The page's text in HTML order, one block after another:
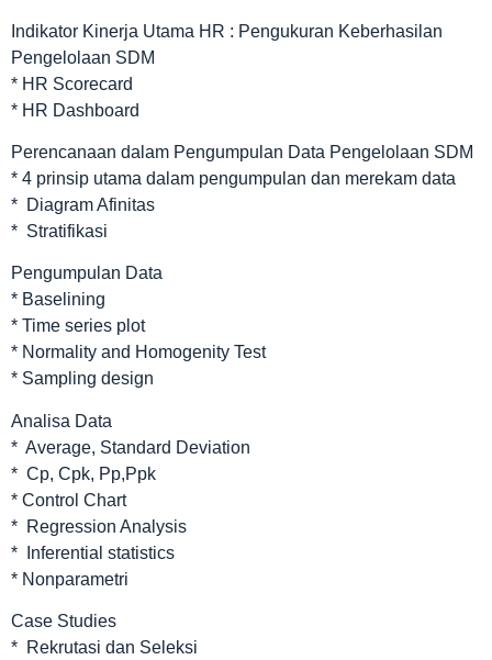
Indikator Kinerja Utama HR : Pengukuran Keberhasilan
Pengelolaan SDM
* HR Scorecard
* HR Dashboard
Perencanaan dalam Pengumpulan Data Pengelolaan SDM
* 4 prinsip utama dalam pengumpulan dan merekam data
* Diagram Afinitas
* Stratifikasi
Pengumpulan Data
* Baselining
* Time series plot
* Normality and Homogenity Test
* Sampling design
Analisa Data
* Average, Standard Deviation
* Cp, Cpk, Pp,Ppk
* Control Chart
* Regression Analysis
* Inferential statistics
* Nonparametri
Case Studies
* Rekrutasi dan Seleksi